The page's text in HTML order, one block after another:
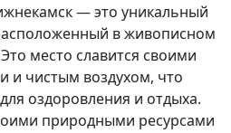
— это уникальный
в живописном
место славится своими
и чистым воздухом, что
оздоровления и отдыха.
природными ресурсами